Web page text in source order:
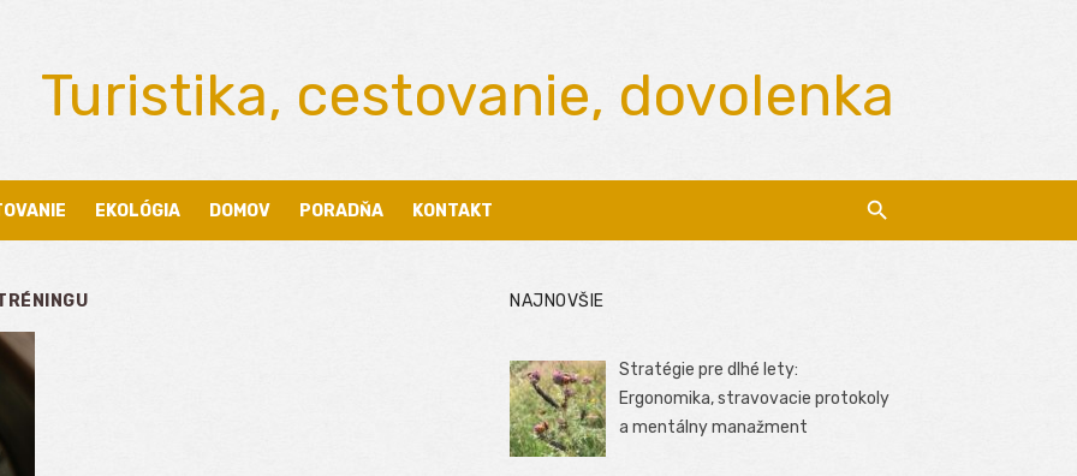
Turistika, cestovanie, dovolenka
EKOLÓGIA DOMOV PORADŇA KONTAKT
NAJNOVŠIE
Stratégie pre dlhé lety:
Ergonomika, stravovacie protokoly
a mentálny manažment